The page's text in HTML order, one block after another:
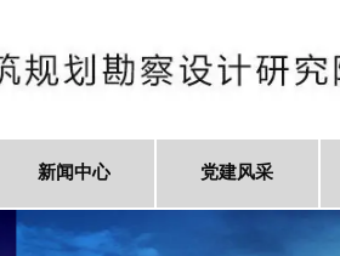
新闻中心 党建风采